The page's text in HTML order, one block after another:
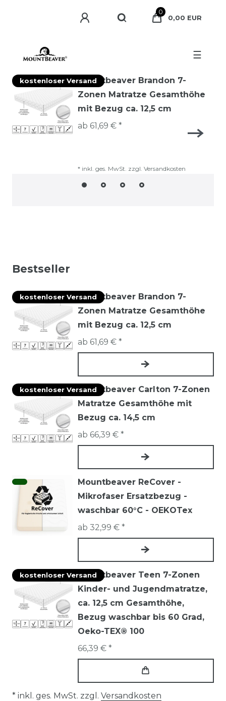
0
0,00 EUR
☰
kostenloser VersandMountbeaver Brandon 7-
Zonen Matratze Gesamthöhe
mit Bezug ca. 12,5 cm
ab 61,69 € *
* inkl. ges. MwSt. zzgl. Versandkosten
Bestseller
kostenloser VersandMountbeaver Brandon 7-
Zonen Matratze Gesamthöhe
mit Bezug ca. 12,5 cm
ab 61,69 € *
kostenloser VersandMountbeaver Carlton 7-Zonen
Matratze Gesamthöhe mit
Bezug ca. 14,5 cm
ab 66,39 € *
Mountbeaver ReCover -
Mikrofaser Ersatzbezug -
waschbar 60°C - OEKOTex
ab 32,99 € *
kostenloser VersandMountbeaver Teen 7-Zonen
Kinder- und Jugendmatratze,
ca. 12,5 cm Gesamthöhe,
Bezug waschbar bis 60 Grad,
Oeko-TEX® 100
66,39 € *
* inkl. ges. MwSt. zzgl. Versandkosten